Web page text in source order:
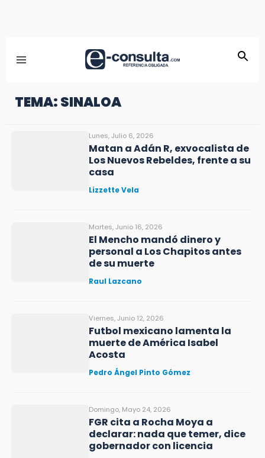
TEMA: SINALOA
Lunes, Julio 6, 2026
Matan a Adán R, exvocalista de
Los Nuevos Rebeldes, frente a su
casa
Lizzette Vela
Martes, Junio 16, 2026
El Mencho mandó dinero y
personal a Los Chapitos antes
de su muerte
Raul Lazcano
Viernes, Junio 12, 2026
Futbol mexicano lamenta la
muerte de América Isabel
Acosta
Pedro Ángel Pinto Gómez
Domingo, Mayo 24, 2026
FGR cita a Rocha Moya a
declarar: nada que temer, dice
gobernador con licencia